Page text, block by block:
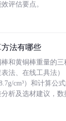
评估要点。
法有哪些
和黄铜棒重量的
表法、在线工具法
cm³）和计算公
析及选材建议，数